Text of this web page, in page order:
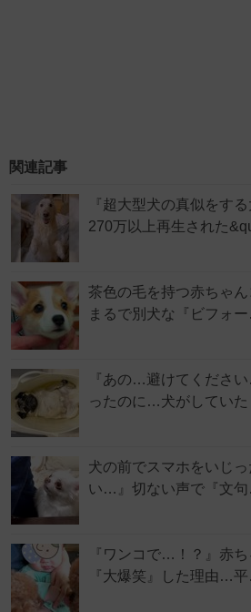
関連記事
『超大型犬の真似をす
270万以上再生された
茶色の毛を持つ赤ちゃ
まるで別犬な『ビフォ
『あの…避けてくださ
ったのに…犬がしてい
犬の前でスマホをいじ
い…』切ない声で『文
『ワンコで…！？』赤
『大爆笑』した理由…